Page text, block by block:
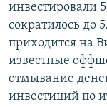
инвестировали
сократилось до
приходится на
известные
отмывание
инвестиций по